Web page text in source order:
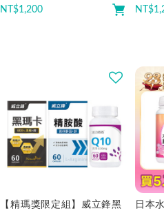
NT$1,200 NT$
【精瑪獎限定組】威立鋒黑
日本